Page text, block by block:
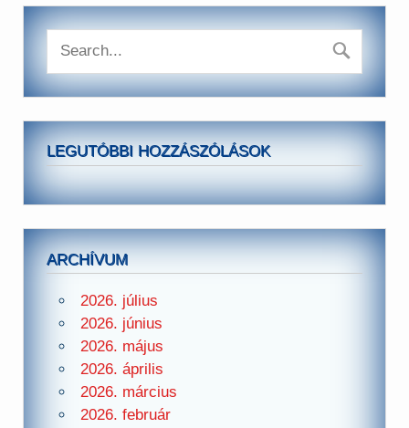
LEGUTÓBBI HOZZÁSZÓLÁSOK
ARCHÍVUM
2026. július
2026. június
2026. május
2026. április
2026. március
2026. február